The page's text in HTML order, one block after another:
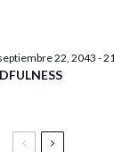
22, 2043 -